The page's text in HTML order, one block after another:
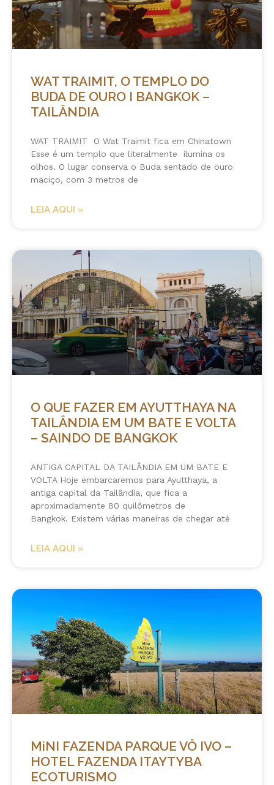
WAT TRAIMIT, O TEMPLO DO
BUDA DE OURO I BANGKOK –
TAILÂNDIA
WAT TRAIMIT O Wat Traimit fica em Chinatown
Esse é um templo que literalmente ilumina os
olhos. O lugar conserva o Buda sentado de ouro
maciço, com 3 metros de
LEIA AQUI »
O QUE FAZER EM AYUTTHAYA NA
TAILÂNDIA EM UM BATE E VOLTA
– SAINDO DE BANGKOK
ANTIGA CAPITAL DA TAILÂNDIA EM UM BATE E
VOLTA Hoje embarcaremos para Ayutthaya, a
antiga capital da Tailândia, que fica a
aproximadamente 80 quilômetros de
Bangkok. Existem várias maneiras de chegar até
LEIA AQUI »
MiNI FAZENDA PARQUE VÔ IVO –
HOTEL FAZENDA ITAYTYBA
ECOTURISMO